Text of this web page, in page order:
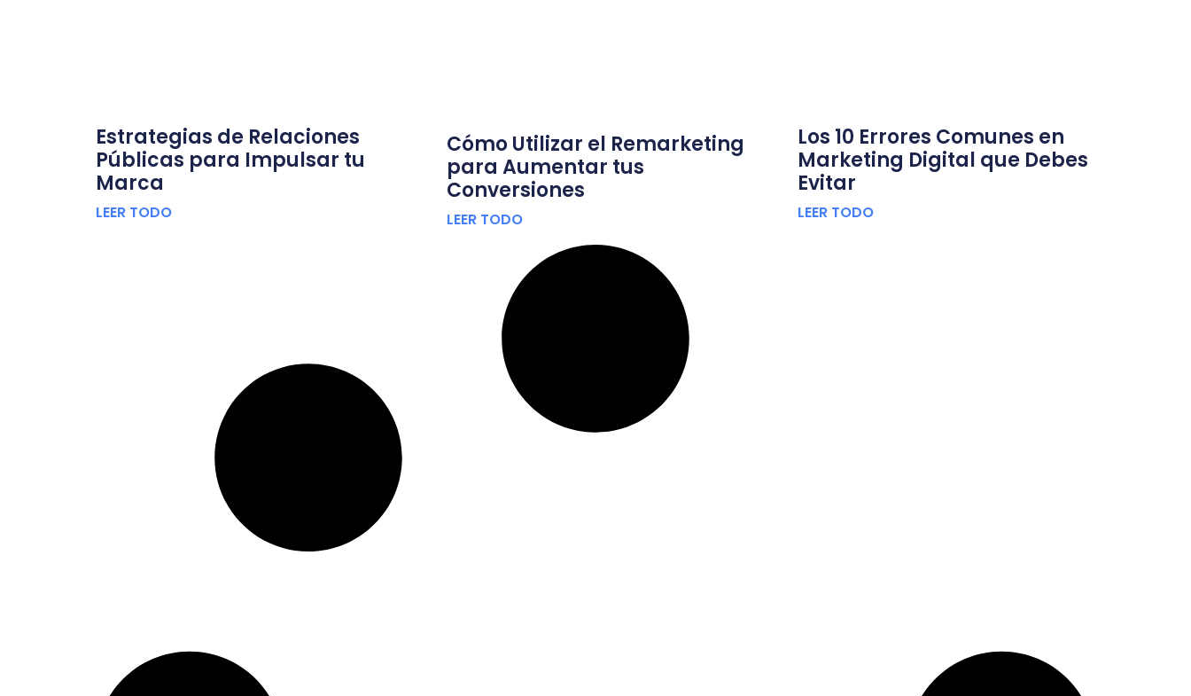
Estrategias de Relaciones
Públicas para Impulsar tu
Marca
LEER TODO
Cómo Utilizar el Remarketing
para Aumentar tus
Conversiones
LEER TODO
Los 10 Errores Comunes en
Marketing Digital que Debes
Evitar
LEER TODO